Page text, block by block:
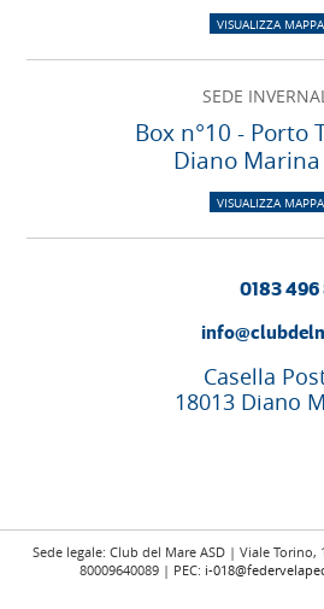
VISUALIZZA MAPPA
SEDE
Box n°10 - Porto
Diano Marina
VISUALIZZA MAPPA
0183 496
Casella
18013 Diano
Sede legale: Club del Mare ASD | Viale Torino,
80009640089 | PEC: i-